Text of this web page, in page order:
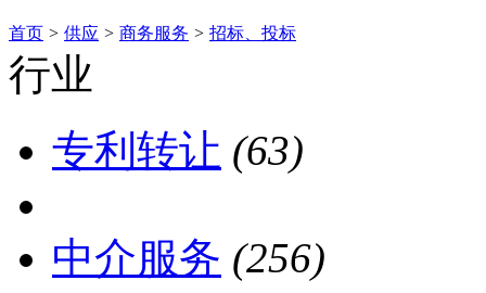
首页 > 供应 > 商务服务 > 招标、投标
行业
专利转让 (63)
中介服务 (256)